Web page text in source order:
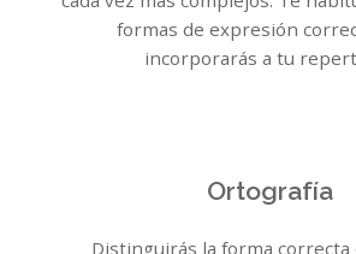
formas de expresión
incorporarás a tu
Ortografía
Distinguirás la forma